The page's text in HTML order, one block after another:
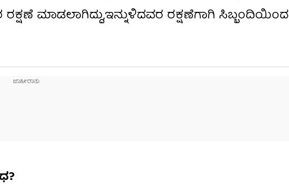
ಮಾಡಲಾಗಿದ್ದು,ಇನ್ನುಳಿದವರ ರಕ್ಷಣೆಗಾಗಿ ಸಿಬ್ಬಂದಿಯಿಂದ